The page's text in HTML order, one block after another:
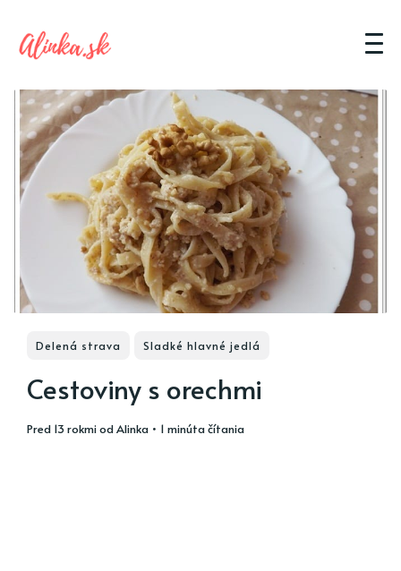
Delená strava Sladké hlavné jedlá
Cestoviny s orechmi
pred 13 rokmiodAlinka • 1 minúta čítania